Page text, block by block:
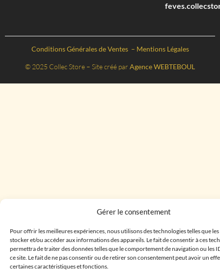
Gérer le consentement
Pour offrir les meilleures expériences, nous utilisons des technologies telles que
stocker et/ou accéder aux informations des appareils. Le fait de consentir à ces
permettra de traiter des données telles que le comportement de navigation ou les
ce site. Le fait de ne pas consentir ou de retirer son consentement peut avoir un
certaines caractéristiques et fonctions.
Conditions Générales de Ventes – Mentions Légales
© 2025 Collec Store – Site créé par Agence WEBTEBOUL